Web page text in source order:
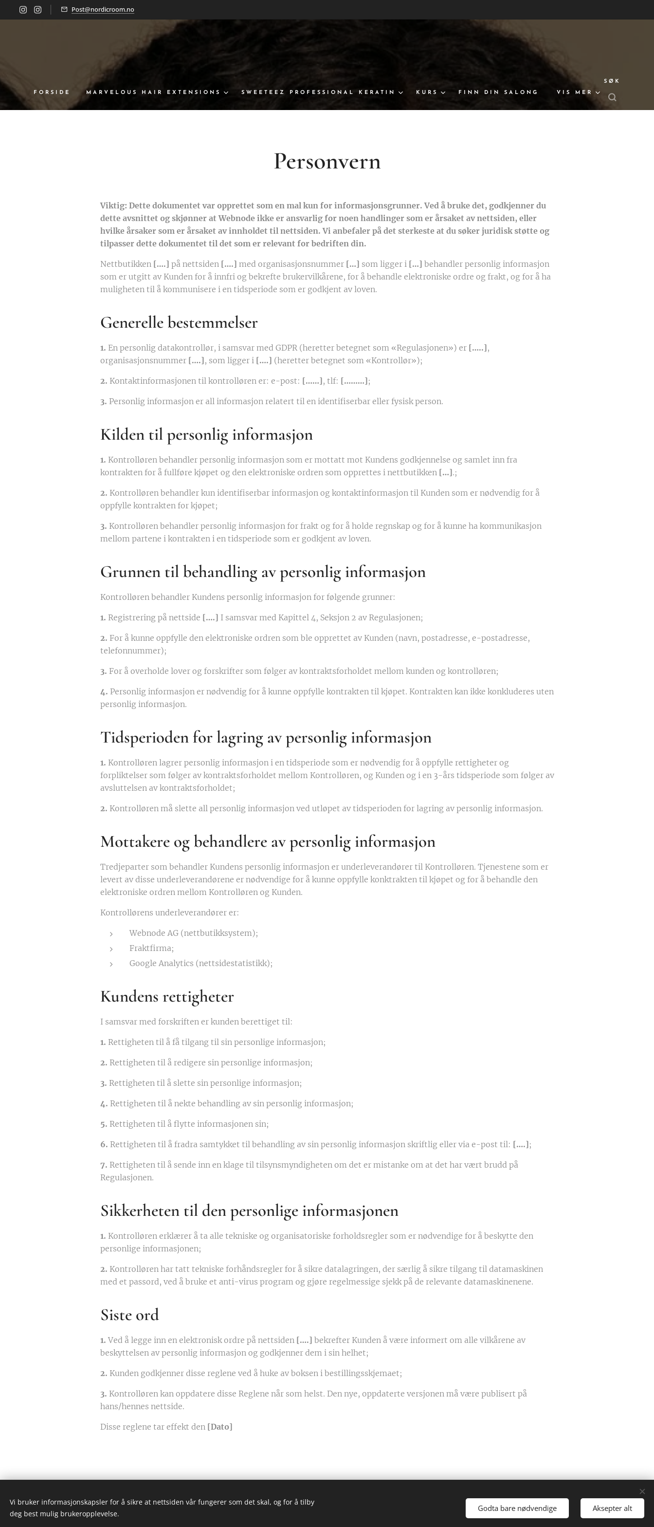
Post@nordicroom.no
FORSIDE MARVELOUS HAIR EXTENSIONS SWEETEEZ PROFESSIONAL KERATIN KURS FINN DIN SALONG VIS MER
SØK
Personvern
Viktig: Dette dokumentet var opprettet som en mal kun for informasjonsgrunner. Ved å bruke det, godkjenner du
dette avsnittet og skjønner at Webnode ikke er ansvarlig for noen handlinger som er årsaket av nettsiden, eller
hvilke årsaker som er årsaket av innholdet til nettsiden. Vi anbefaler på det sterkeste at du søker juridisk støtte og
tilpasser dette dokumentet til det som er relevant for bedriften din.
Nettbutikken [….] på nettsiden [….] med organisasjonsnummer […] som ligger i […] behandler personlig informasjon
som er utgitt av Kunden for å innfri og bekrefte brukervilkårene, for å behandle elektroniske ordre og frakt, og for å ha
muligheten til å kommunisere i en tidsperiode som er godkjent av loven.
Generelle bestemmelser
1. En personlig datakontrollør, i samsvar med GDPR (heretter betegnet som «Regulasjonen») er […..],
organisasjonsnummer [….], som ligger i [….] (heretter betegnet som «Kontrollør»);
2. Kontaktinformasjonen til kontrolløren er: e-post: [……], tlf: [………];
3. Personlig informasjon er all informasjon relatert til en identifiserbar eller fysisk person.
Kilden til personlig informasjon
1. Kontrolløren behandler personlig informasjon som er mottatt mot Kundens godkjennelse og samlet inn fra
kontrakten for å fullføre kjøpet og den elektroniske ordren som opprettes i nettbutikken […].;
2. Kontrolløren behandler kun identifiserbar informasjon og kontaktinformasjon til Kunden som er nødvendig for å
oppfylle kontrakten for kjøpet;
3. Kontrolløren behandler personlig informasjon for frakt og for å holde regnskap og for å kunne ha kommunikasjon
mellom partene i kontrakten i en tidsperiode som er godkjent av loven.
Grunnen til behandling av personlig informasjon
Kontrolløren behandler Kundens personlig informasjon for følgende grunner:
1. Registrering på nettside [….] I samsvar med Kapittel 4, Seksjon 2 av Regulasjonen;
2. For å kunne oppfylle den elektroniske ordren som ble opprettet av Kunden (navn, postadresse, e-postadresse,
telefonnummer);
3. For å overholde lover og forskrifter som følger av kontraktsforholdet mellom kunden og kontrolløren;
4. Personlig informasjon er nødvendig for å kunne oppfylle kontrakten til kjøpet. Kontrakten kan ikke konkluderes uten
personlig informasjon.
Tidsperioden for lagring av personlig informasjon
1. Kontrolløren lagrer personlig informasjon i en tidsperiode som er nødvendig for å oppfylle rettigheter og
forpliktelser som følger av kontraktsforholdet mellom Kontrolløren, og Kunden og i en 3-års tidsperiode som følger av
avsluttelsen av kontraktsforholdet;
2. Kontrolløren må slette all personlig informasjon ved utløpet av tidsperioden for lagring av personlig informasjon.
Mottakere og behandlere av personlig informasjon
Tredjeparter som behandler Kundens personlig informasjon er underleverandører til Kontrolløren. Tjenestene som er
levert av disse underleverandørene er nødvendige for å kunne oppfylle konktrakten til kjøpet og for å behandle den
elektroniske ordren mellom Kontrolløren og Kunden.
Kontrollørens underleverandører er:
Webnode AG (nettbutikksystem);
Fraktfirma;
Google Analytics (nettsidestatistikk);
Kundens rettigheter
I samsvar med forskriften er kunden berettiget til:
1. Rettigheten til å få tilgang til sin personlige informasjon;
2. Rettigheten til å redigere sin personlige informasjon;
3. Rettigheten til å slette sin personlige informasjon;
4. Rettigheten til å nekte behandling av sin personlig informasjon;
5. Rettigheten til å flytte informasjonen sin;
6. Rettigheten til å fradra samtykket til behandling av sin personlig informasjon skriftlig eller via e-post til: [….];
7. Rettigheten til å sende inn en klage til tilsynsmyndigheten om det er mistanke om at det har vært brudd på
Regulasjonen.
Sikkerheten til den personlige informasjonen
1. Kontrolløren erklærer å ta alle tekniske og organisatoriske forholdsregler som er nødvendige for å beskytte den
personlige informasjonen;
2. Kontrolløren har tatt tekniske forhåndsregler for å sikre datalagringen, der særlig å sikre tilgang til datamaskinen
med et passord, ved å bruke et anti-virus program og gjøre regelmessige sjekk på de relevante datamaskinenene.
Siste ord
1. Ved å legge inn en elektronisk ordre på nettsiden [….] bekrefter Kunden å være informert om alle vilkårene av
beskyttelsen av personlig informasjon og godkjenner dem i sin helhet;
2. Kunden godkjenner disse reglene ved å huke av boksen i bestillingsskjemaet;
3. Kontrolløren kan oppdatere disse Reglene når som helst. Den nye, oppdaterte versjonen må være publisert på
hans/hennes nettside.
Disse reglene tar effekt den [Dato]
Nordic Room AS
Alle rettigheter eies av Nordic Room AS
Informasjonskapsler
Vi bruker informasjonskapsler for å sikre at nettsiden vår fungerer som det skal, og for å tilby
deg best mulig brukeropplevelse.
Godta bare nødvendige Aksepter alt